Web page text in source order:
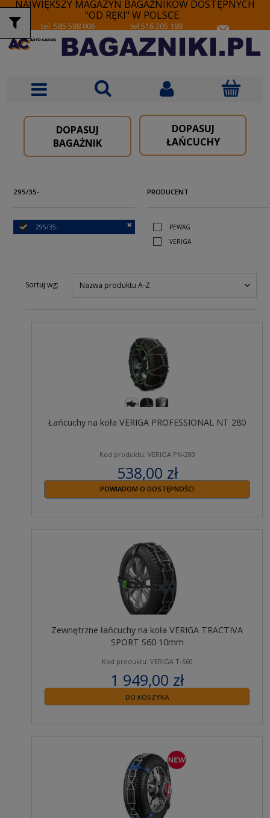
NAJWIĘKSZY MAGAZYN BAGAŻNIKÓW DOSTĘPNYCH
"OD RĘKI" W POLSCE.
tel. 585 588 006 tel.516 205 188
DOPASUJ
BAGAŻNIK
DOPASUJ
ŁAŃCUCHY
295/35-
295/35-
PRODUCENT
PEWAG
VERIGA
Sortuj wg: Nazwa produktu A-Z
Łańcuchy na koła VERIGA PROFESSIONAL NT 280
Kod produktu: VERIGA PN-280
538,00 zł
zawiera 23% VAT
POWIADOM O DOSTĘPNOŚCI
Zewnętrzne łańcuchy na koła VERIGA TRACTIVA
SPORT S60 10mm
Kod produktu: VERIGA T-S60
1 949,00 zł
zawiera 23% VAT
DO KOSZYKA